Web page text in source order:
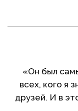
«Он был
всех, кого я
друзей. И в